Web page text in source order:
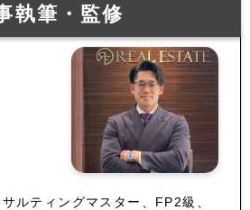
執筆・監修
ルティングマスター、FP2級、